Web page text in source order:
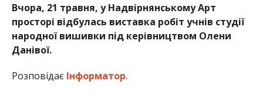
Вчора, 21 травня, у Надвірнянському Арт
просторі відбулась виставка робіт учнів студії
народної вишивки під керівництвом Олени
Данівої.
РозповідаєІнформатор.